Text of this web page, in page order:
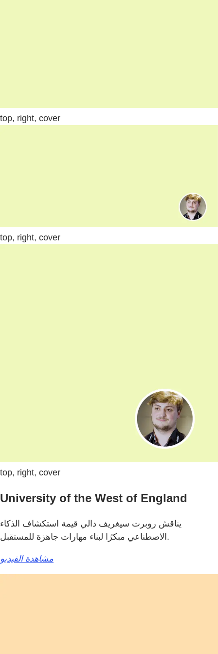
top, right, cover
top, right, cover
top, right, cover
University of the West of England
يناقش روبرت سيغريف دالي قيمة استكشاف الذكاء
الاصطناعي مبكرًا لبناء مهارات جاهزة للمستقبل.
مشاهدة الفيديو